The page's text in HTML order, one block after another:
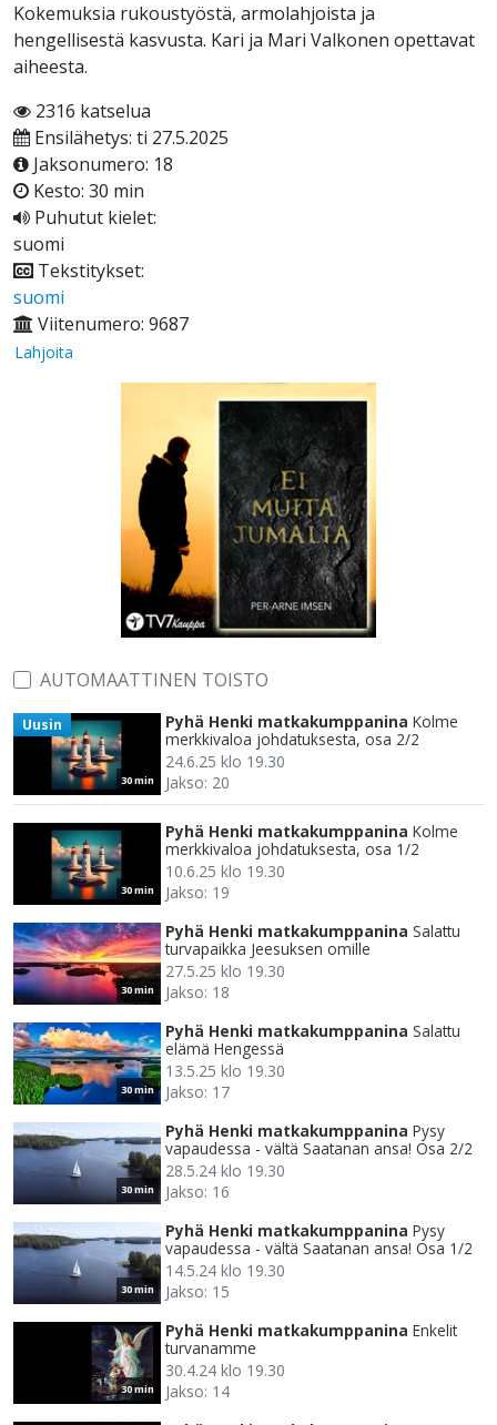
Kokemuksia rukoustyöstä, armolahjoista ja
hengellisestä kasvusta. Kari ja Mari Valkonen opettavat
aiheesta.
2316 katselua
Ensilähetys: ti 27.5.2025
Jaksonumero: 18
Kesto: 30 min
Puhutut kielet:
suomi
Tekstitykset:
suomi
Viitenumero: 9687
Lahjoita
AUTOMAATTINEN TOISTO
30 min
Uusin Pyhä Henki matkakumppanina Kolme
merkkivaloa johdatuksesta, osa 2/2
24.6.25 klo 19.30
Jakso: 20
30 min
Pyhä Henki matkakumppanina Kolme
merkkivaloa johdatuksesta, osa 1/2
10.6.25 klo 19.30
Jakso: 19
30 min
Pyhä Henki matkakumppanina Salattu
turvapaikka Jeesuksen omille
27.5.25 klo 19.30
Jakso: 18
30 min
Pyhä Henki matkakumppanina Salattu
elämä Hengessä
13.5.25 klo 19.30
Jakso: 17
30 min
Pyhä Henki matkakumppanina Pysy
vapaudessa - vältä Saatanan ansa! Osa 2/2
28.5.24 klo 19.30
Jakso: 16
30 min
Pyhä Henki matkakumppanina Pysy
vapaudessa - vältä Saatanan ansa! Osa 1/2
14.5.24 klo 19.30
Jakso: 15
30 min
Pyhä Henki matkakumppanina Enkelit
turvanamme
30.4.24 klo 19.30
Jakso: 14